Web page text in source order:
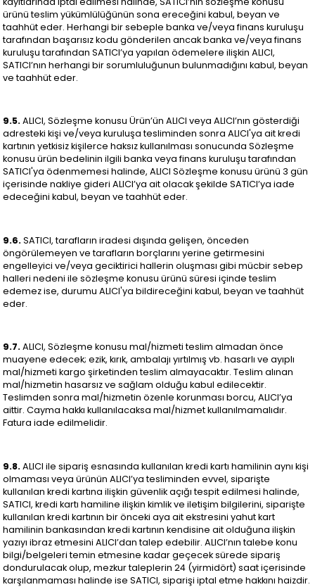
ürünü teslim yükümlülüğünün sona ereceğini kabul, beyan ve
taahhüt eder. Herhangi bir sebeple banka ve/veya finans kuruluşu
tarafından başarısız kodu gönderilen ancak banka ve/veya finans
kuruluşu tarafından SATICI’ya yapılan ödemelere ilişkin ALICI,
SATICI’nın herhangi bir sorumluluğunun bulunmadığını kabul, beyan
ve taahhüt eder.
9.5.ALICI, Sözleşme konusu Ürün’ün ALICI veya ALICI’nın gösterdiği
adresteki kişi ve/veya kuruluşa tesliminden sonra ALICI'ya ait kredi
kartının yetkisiz kişilerce haksız kullanılması sonucunda Sözleşme
konusu ürün bedelinin ilgili banka veya finans kuruluşu tarafından
SATICI'ya ödenmemesi halinde, ALICI Sözleşme konusu ürünü 3 gün
içerisinde nakliye gideri ALICI’ya ait olacak şekilde SATICI’ya iade
edeceğini kabul, beyan ve taahhüt eder.
9.6.SATICI, tarafların iradesi dışında gelişen, önceden
öngörülemeyen ve tarafların borçlarını yerine getirmesini
engelleyici ve/veya geciktirici hallerin oluşması gibi mücbir sebep
halleri nedeni ile sözleşme konusu ürünü süresi içinde teslim
edemez ise, durumu ALICI'ya bildireceğini kabul, beyan ve taahhüt
eder.
9.7.ALICI, Sözleşme konusu mal/hizmeti teslim almadan önce
muayene edecek; ezik, kırık, ambalajı yırtılmış vb. hasarlı ve ayıplı
mal/hizmeti kargo şirketinden teslim almayacaktır. Teslim alınan
mal/hizmetin hasarsız ve sağlam olduğu kabul edilecektir.
Teslimden sonra mal/hizmetin özenle korunması borcu, ALICI’ya
aittir. Cayma hakkı kullanılacaksa mal/hizmet kullanılmamalıdır.
Fatura iade edilmelidir.
9.8.ALICI ile sipariş esnasında kullanılan kredi kartı hamilinin aynı kişi
olmaması veya ürünün ALICI’ya tesliminden evvel, siparişte
kullanılan kredi kartına ilişkin güvenlik açığı tespit edilmesi halinde,
SATICI, kredi kartı hamiline ilişkin kimlik ve iletişim bilgilerini, siparişte
kullanılan kredi kartının bir önceki aya ait ekstresini yahut kart
hamilinin bankasından kredi kartının kendisine ait olduğuna ilişkin
yazıyı ibraz etmesini ALICI’dan talep edebilir. ALICI’nın talebe konu
bilgi/belgeleri temin etmesine kadar geçecek sürede sipariş
dondurulacak olup, mezkur taleplerin 24 (yirmidört) saat içerisinde
karşılanmaması halinde ise SATICI, siparişi iptal etme hakkını haizdir.